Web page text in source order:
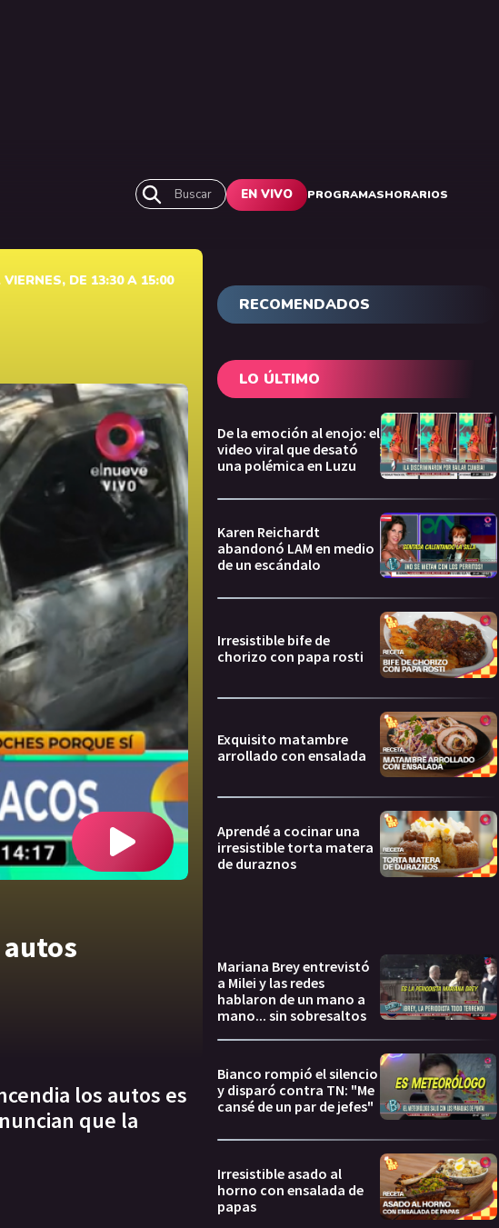
Buscar EN VIVO PROGRAMASHORARIOS
DE 13:30 A 15:00
los autos es
que la
RECOMENDADOS
LO ÚLTIMO
De la emoción al enojo: el
video viral que desató
una polémica en Luzu
Karen Reichardt
abandonó LAM en medio
de un escándalo
Irresistible bife de
chorizo con papa rosti
Exquisito matambre
arrollado con ensalada
Aprendé a cocinar una
irresistible torta matera
de duraznos
Mariana Brey entrevistó
a Milei y las redes
hablaron de un mano a
mano... sin sobresaltos
Bianco rompió el silencio
y disparó contra TN: "Me
cansé de un par de jefes"
Irresistible asado al
horno con ensalada de
papas